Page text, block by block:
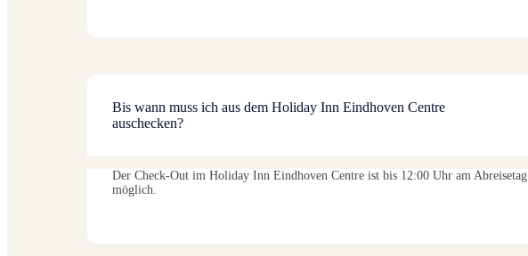
Bis wann muss ich aus dem Holiday Inn Eindhoven Centre
auschecken?
Der Check-Out im Holiday Inn Eindhoven Centre ist bis 12:00 Uhr am Abreisetag
möglich.